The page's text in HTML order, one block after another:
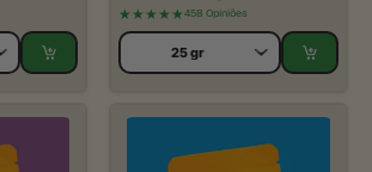
★★★★★458 Opiniões